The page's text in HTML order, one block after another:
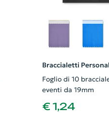
Braccialetti
Foglio di 10
eventi da 19mm
€ 1,24